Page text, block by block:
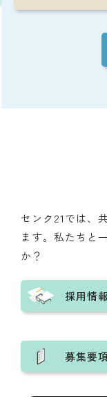
センク21では、
ます。私たちと
か？
採用情報
募集要項